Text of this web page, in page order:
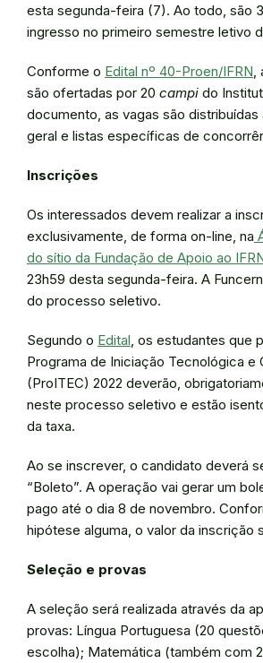
esta segunda-feira (7). Ao todo, são
ingresso no primeiro semestre letivo
Conforme o Edital nº 40-Proen/IFRN
são ofertadas por 20 campi do
documento, as vagas são distribuídas
geral e listas específicas de
Inscrições
Os interessados devem realizar a
exclusivamente, de forma on-line, na
do sítio da Fundação de Apoio ao
23h59 desta segunda-feira. A
do processo seletivo.
Segundo o Edital , os estudantes que
Programa de Iniciação Tecnológica e
(ProITEC) 2022 deverão,
neste processo seletivo e estão
da taxa.
Ao se inscrever, o candidato deverá
“Boleto”. A operação vai gerar um
pago até o dia 8 de novembro.
hipótese alguma, o valor da inscrição
Seleção e provas
A seleção será realizada através da
provas: Língua Portuguesa (20
escolha); Matemática (também com